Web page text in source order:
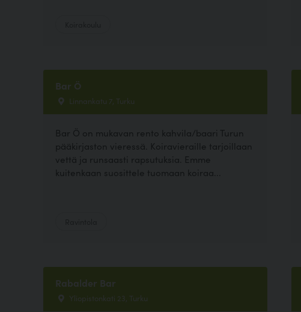
Bar Ö
Linnankatu 7, Turku
Bar Ö on mukavan rento kahvila/baari Turun
pääkirjaston vieressä. Koiravieraille tarjoillaan
vettä ja runsaasti rapsutuksia. Emme
kuitenkaan suosittele tuomaan koiraa...
Rabalder Bar
Yliopistonkati 23, Turku